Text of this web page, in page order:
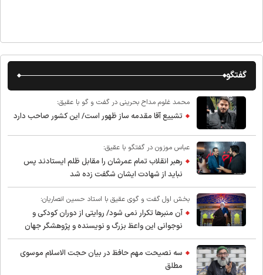
گفتگو
محمد غلوم مداح بحرینی در گفت و گو با عقیق:
تشییع آقا مقدمه ساز ظهور است/ این کشور صاحب دارد
عباس موزون در گفتگو با عقیق:
رهبر انقلاب تمام عمرشان را مقابل ظلم ایستادند پس
نباید از شهادت ایشان شگفت زده شد
بخش اول گفت و گوی عقیق با استاد حسین انصاریان:
آن منبرها تکرار نمی شود/ روایتی از دوران کودکی و
نوجوانی این واعظ بزرگ و نویسنده و پژوهشگر جهان
اسلام
سه نصیحت مهم حافظ در بیان حجت الاسلام موسوی
مطلق